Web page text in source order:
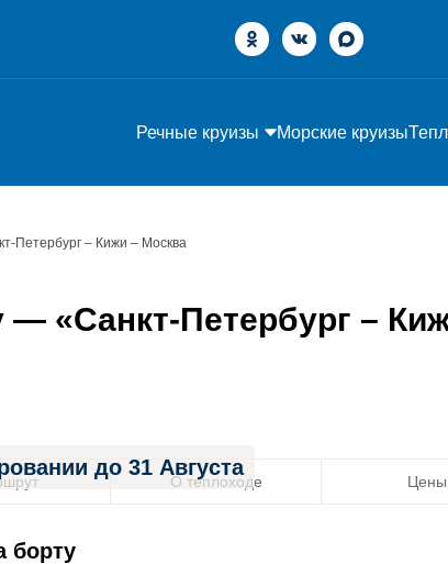
Речные круизы Морские круизы
Петербург – Кижи – Москва
«Санкт-Петербург –
до 31 Августа
О теплоходе Цены
борту